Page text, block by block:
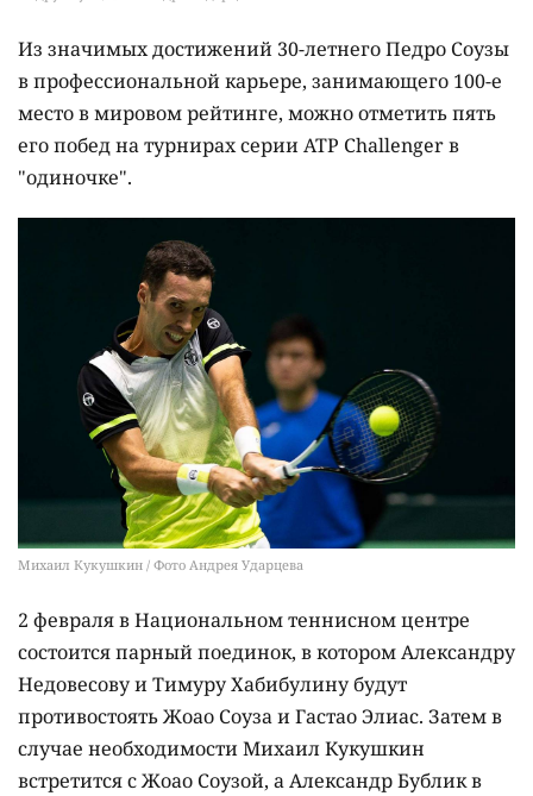
Из значимых достижений 30-летнего Педро Соузы
в профессиональной карьере, занимающего 100-е
место в мировом рейтинге, можно отметить пять
его побед на турнирах серии ATP Challenger в
"одиночке".
Михаил Кукушкин / Фото Андрея Ударцева
2 февраля в Национальном теннисном центре
состоится парный поединок, в котором Александру
Недовесову и Тимуру Хабибулину будут
противостоять Жоао Соуза и Гастао Элиас. Затем в
случае необходимости Михаил Кукушкин
встретится с Жоао Соузой, а Александр Бублик в